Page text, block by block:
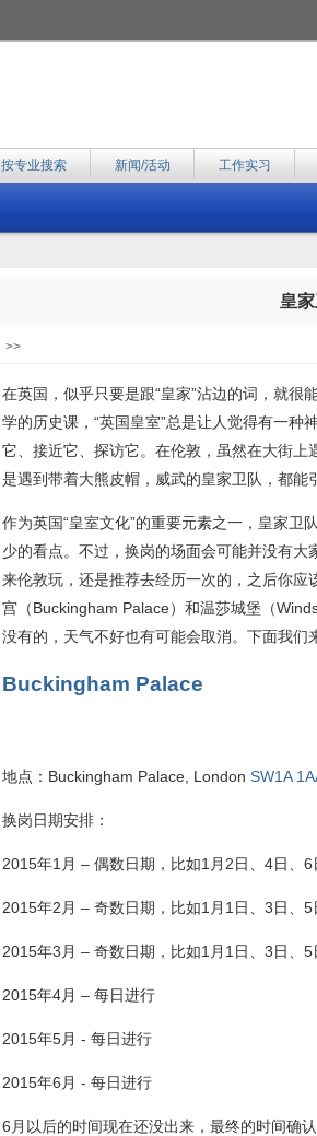
按专业搜索 新闻/活动 工作实习
皇
>>
在英国，似乎只要是跟“皇家”沾边的词，就很
学的历史课，“英国皇室”总是让人觉得有一种
它、接近它、探访它。在伦敦，虽然在大街上
是遇到带着大熊皮帽，威武的皇家卫队，都能
作为英国“皇室文化”的重要元素之一，皇家
少的看点。不过，换岗的场面会可能并没有
来伦敦玩，还是推荐去经历一次的，之后你
宫（Buckingham Palace）和温莎城堡（
没有的，天气不好也有可能会取消。下面我们
Buckingham Palace
地点：Buckingham Palace, London SW1A
换岗日期安排：
2015年1月 – 偶数日期，比如1月2日、4日、
2015年2月 – 奇数日期，比如1月1日、3日、
2015年3月 – 奇数日期，比如1月1日、3日、
2015年4月 – 每日进行
2015年5月 - 每日进行
2015年6月 - 每日进行
6月以后的时间现在还没出来，最终的时间确